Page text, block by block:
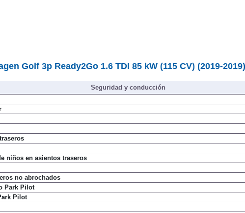
Golf 3p Ready2Go 1.6 TDI 85 kW (115 CV) (2019-2019)
Seguridad y conducción
niños en asientos traseros
no abrochados
Park Pilot
Pilot